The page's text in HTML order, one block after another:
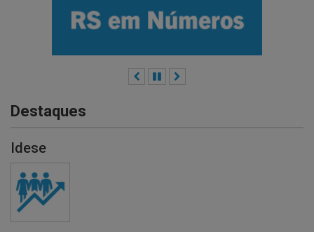
AnteriorPausar
Destaques
Idese